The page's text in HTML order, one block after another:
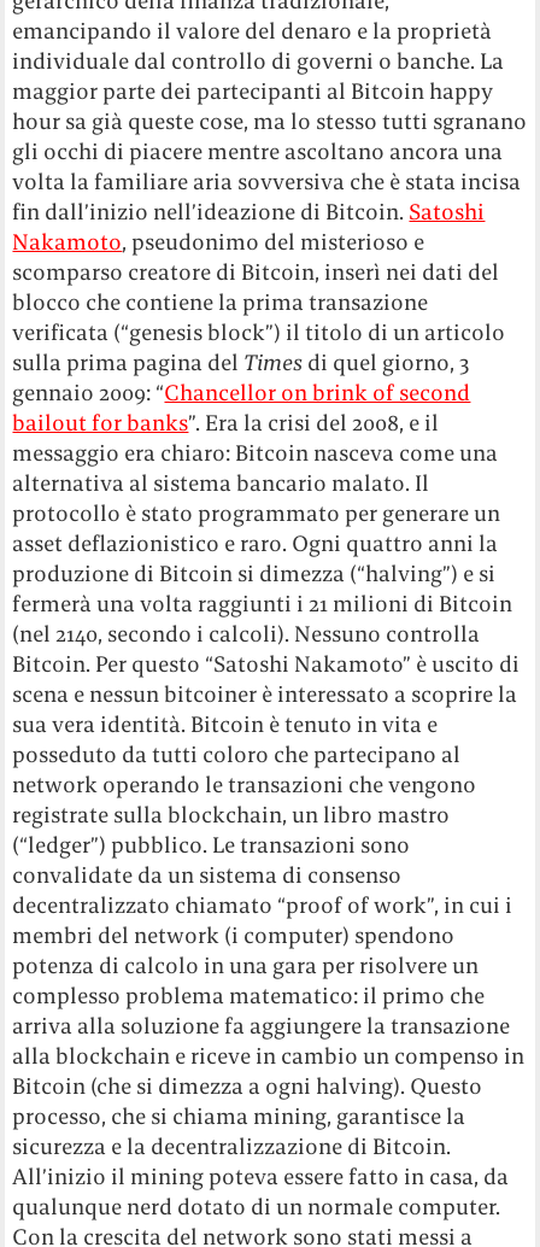
emancipando il valore del denaro e la proprietà
individuale dal controllo di governi o banche. La
maggior parte dei partecipanti al Bitcoin happy
hour sa già queste cose, ma lo stesso tutti sgranano
gli occhi di piacere mentre ascoltano ancora una
volta la familiare aria sovversiva che è stata incisa
fin dall’inizio nell’ideazione di Bitcoin. Satoshi
Nakamoto, pseudonimo del misterioso e
scomparso creatore di Bitcoin, inserì nei dati del
blocco che contiene la prima transazione
verificata (“genesis block”) il titolo di un articolo
sulla prima pagina del Times di quel giorno, 3
gennaio 2009: “Chancellor on brink of second
bailout for banks”. Era la crisi del 2008, e il
messaggio era chiaro: Bitcoin nasceva come una
alternativa al sistema bancario malato. Il
protocollo è stato programmato per generare un
asset deflazionistico e raro. Ogni quattro anni la
produzione di Bitcoin si dimezza (“halving”) e si
fermerà una volta raggiunti i 21 milioni di Bitcoin
(nel 2140, secondo i calcoli). Nessuno controlla
Bitcoin. Per questo “Satoshi Nakamoto” è uscito di
scena e nessun bitcoiner è interessato a scoprire la
sua vera identità. Bitcoin è tenuto in vita e
posseduto da tutti coloro che partecipano al
network operando le transazioni che vengono
registrate sulla blockchain, un libro mastro
(“ledger”) pubblico. Le transazioni sono
convalidate da un sistema di consenso
decentralizzato chiamato “proof of work”, in cui i
membri del network (i computer) spendono
potenza di calcolo in una gara per risolvere un
complesso problema matematico: il primo che
arriva alla soluzione fa aggiungere la transazione
alla blockchain e riceve in cambio un compenso in
Bitcoin (che si dimezza a ogni halving). Questo
processo, che si chiama mining, garantisce la
sicurezza e la decentralizzazione di Bitcoin.
All’inizio il mining poteva essere fatto in casa, da
qualunque nerd dotato di un normale computer.
Con la crescita del network sono stati messi a